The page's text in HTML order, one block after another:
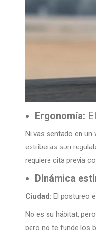
Ergonomía:
Ni vas sentado en un
estriberas son
requiere cita previa
Dinámica
Ciudad: El postureo
No es su hábitat,
pero no te funde los